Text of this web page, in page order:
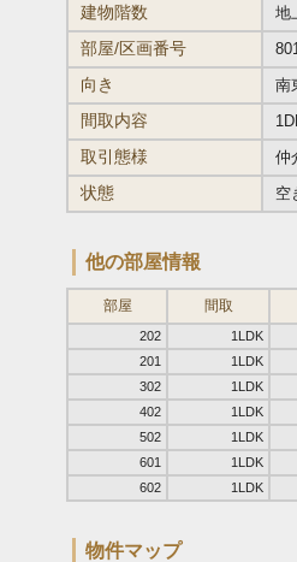
建物階数 地
部屋/区画番号
向き 南
間取内容
取引態様 仲
状態 空
他の部屋情報
部屋 間取
202
1LDK
201
1LDK
302
1LDK
402
1LDK
502
1LDK
601
1LDK
602
1LDK
物件マップ